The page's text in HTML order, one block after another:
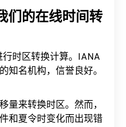
们的在线时间转
行时区转换计算。IANA
知名机构，信誉良好。
量来转换时区。然而，
和夏令时变化而出现错